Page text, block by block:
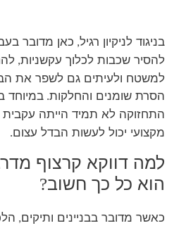
בניגוד לניקיון רגיל, כאן מדובר
להסיר שכבות לכלוך עקשניות,
למשטח ולעיתים גם לשפר את
הסרת שומנים והחלקות. במיוחד
התחזוקה לא תמיד הייתה עקבית
מקצועי יכול לעשות הבדל עצום.
למה דווקא קרצוף
הוא כל כך חשוב?
כאשר מדובר בבניינים ותיקים,